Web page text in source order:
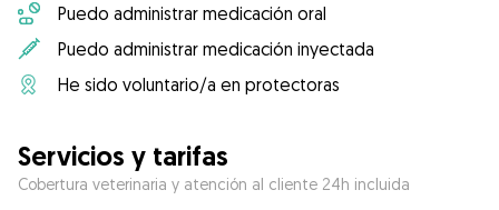
Puedo administrar medicación oral
Puedo administrar medicación inyectada
He sido voluntario/a en protectoras
Servicios y tarifas
Cobertura veterinaria y atención al cliente 24h incluida